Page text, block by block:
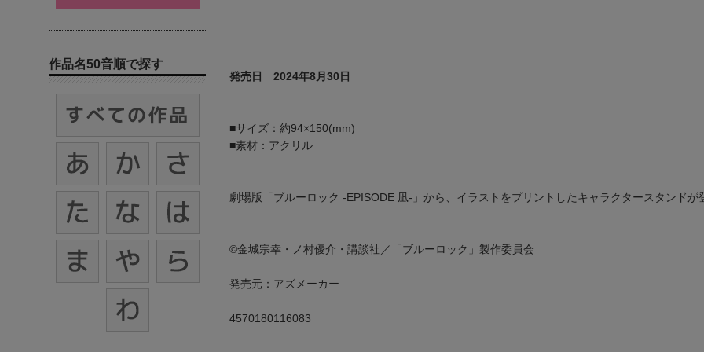
発売日 2024年8月30日
■サイズ：約94×150(mm)
■素材：アクリル
劇場版「ブルーロック -EPISODE 凪-」から、イラストをプリントしたキャラクタースタンドが
©金城宗幸・ノ村優介・講談社／「ブルーロック」製作委員会
発売元：アズメーカー
4570180116083
作品名50音順で探す